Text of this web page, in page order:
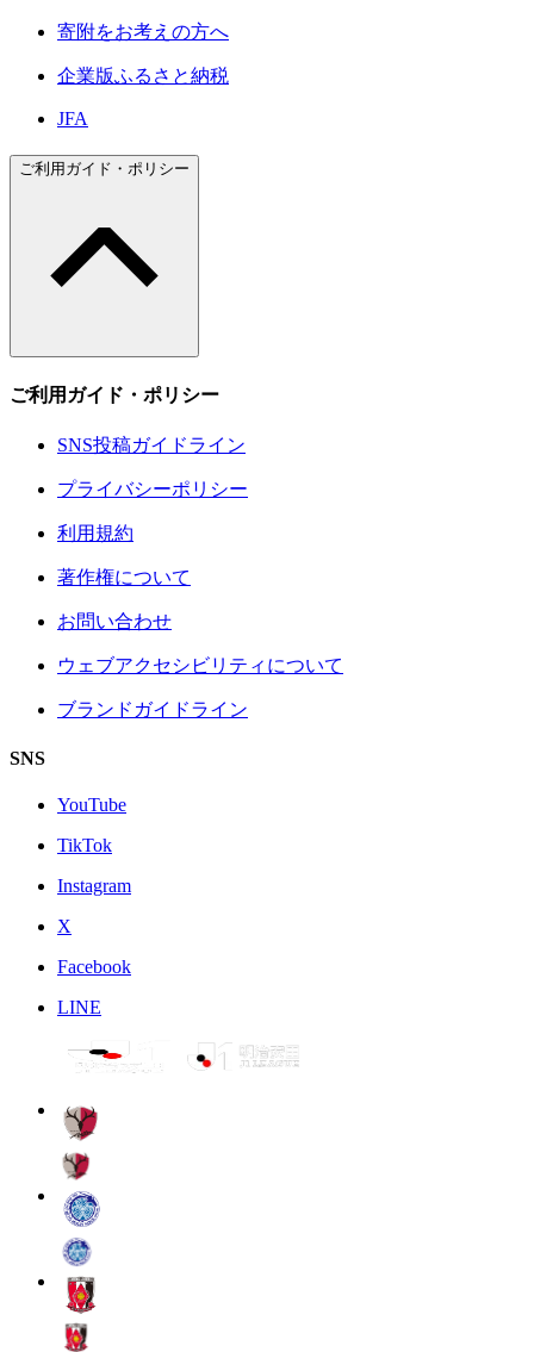
寄附をお考えの方へ
企業版ふるさと納税
JFA
ご利用ガイド・ポリシー
ご利用ガイド・ポリシー
SNS投稿ガイドライン
プライバシーポリシー
利用規約
著作権について
お問い合わせ
ウェブアクセシビリティについて
ブランドガイドライン
SNS
YouTube
TikTok
Instagram
X
Facebook
LINE